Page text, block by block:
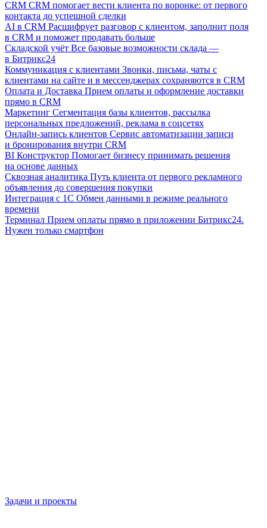
CRM CRM помогает вести клиента по воронке: от первого
контакта до успешной сделки
AI в CRM Расшифрует разговор с клиентом, заполнит поля
в CRM и поможет продавать больше
Складской учёт Все базовые возможности склада —
в Битрикс24
Коммуникация с клиентами Звонки, письма, чаты с
клиентами на сайте и в мессенджерах сохраняются в CRM
Оплата и Доставка Прием оплаты и оформление доставки
прямо в CRM
Маркетинг Сегментация базы клиентов, рассылка
персональных предложений, реклама в соцсетях
Онлайн-запись клиентов Сервис автоматизации записи
и бронирования внутри CRM
BI Конструктор Помогает бизнесу принимать решения
на основе данных
Сквозная аналитика Путь клиента от первого рекламного
объявления до совершения покупки
Интеграция с 1С Обмен данными в режиме реального
времени
Терминал Прием оплаты прямо в приложении Битрикс24.
Нужен только смартфон
Задачи и проекты